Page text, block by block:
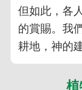
但如此，各
的賞賜。我
耕地，神的